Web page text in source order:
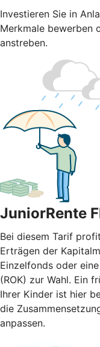
Investieren Sie in
Merkmale bewerben
anstreben.
JuniorRente
Bei diesem Tarif
Erträgen der
Einzelfonds oder
(ROK) zur Wahl. Ein
Ihrer Kinder ist hier
die
anpassen.